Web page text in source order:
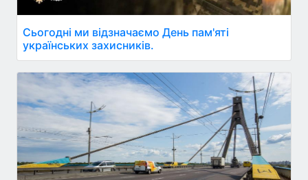
Сьогодні ми відзначаємо День пам'яті
українських захисників.